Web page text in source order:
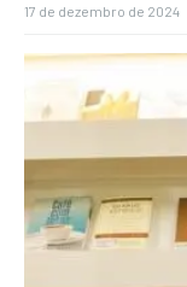
17 de dezembro de 2024